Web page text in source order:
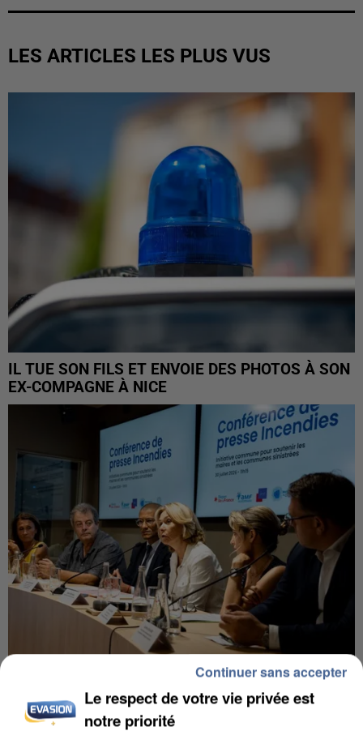
LES ARTICLES LES PLUS VUS
IL TUE SON FILS ET ENVOIE DES PHOTOS À SON
EX-COMPAGNE À NICE
INCENDIES : L’ÎLE-DE-FRANCE LANCE UN ÉLAN
DE SOLIDARITÉ AVEC LES...
Le respect de votre vie privée est
notre priorité
Continuer sans accepter